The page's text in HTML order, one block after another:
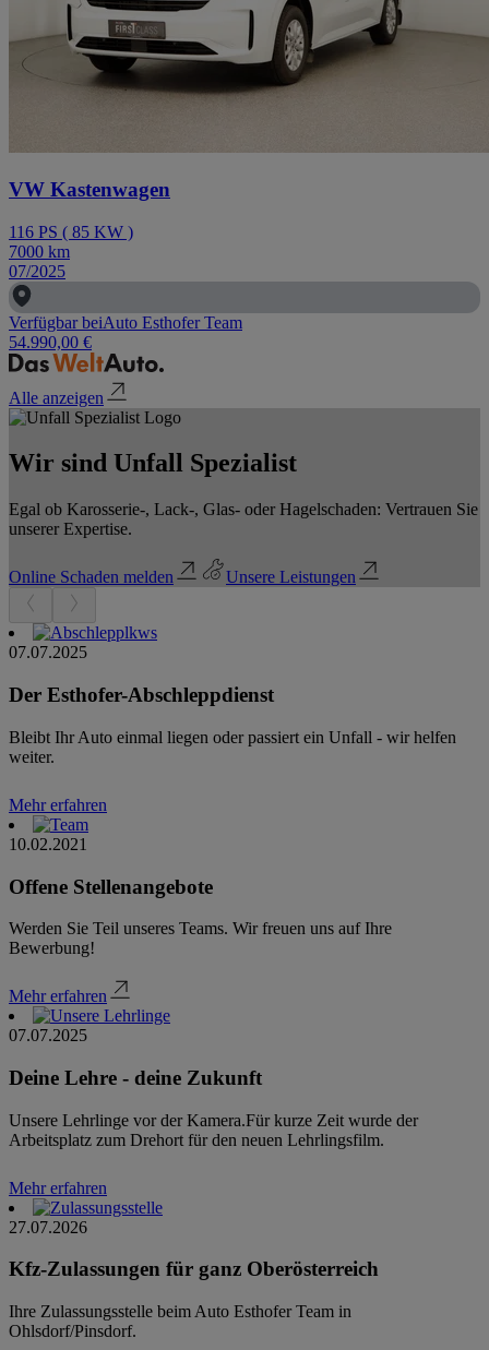
VW Kastenwagen
116 PS ( 85 KW )
7000 km
07/2025
Verfügbar beiAuto Esthofer Team
54.990,00 €
Alle anzeigen
Wir sind Unfall Spezialist
Egal ob Karosserie-, Lack-, Glas- oder Hagelschaden: Vertrauen Sie
unserer Expertise.
Online Schaden melden Unsere Leistungen
07.07.2025
Der Esthofer-Abschleppdienst
Bleibt Ihr Auto einmal liegen oder passiert ein Unfall - wir helfen
weiter.
Mehr erfahren
10.02.2021
Offene Stellenangebote
Werden Sie Teil unseres Teams. Wir freuen uns auf Ihre
Bewerbung!
Mehr erfahren
07.07.2025
Deine Lehre - deine Zukunft
Unsere Lehrlinge vor der Kamera.Für kurze Zeit wurde der
Arbeitsplatz zum Drehort für den neuen Lehrlingsfilm.
Mehr erfahren
27.07.2026
Kfz-Zulassungen für ganz Oberösterreich
Ihre Zulassungsstelle beim Auto Esthofer Team in
Ohlsdorf/Pinsdorf.